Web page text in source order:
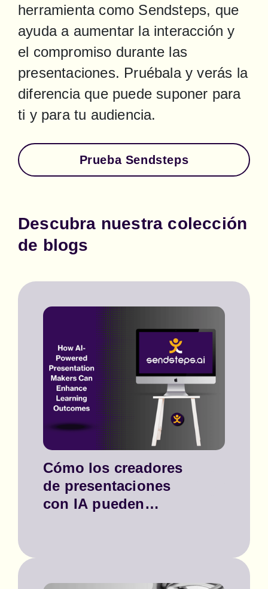
herramienta como Sendsteps, que
ayuda a aumentar la interacción y
el compromiso durante las
presentaciones. Pruébala y verás la
diferencia que puede suponer para
ti y para tu audiencia.
Prueba Sendsteps
Descubra nuestra colección
de blogs
Cómo los creadores
de presentaciones
con IA pueden